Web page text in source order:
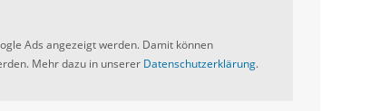
Ads angezeigt werden. Damit können
Mehr dazu in unserer Datenschutzerklärung.